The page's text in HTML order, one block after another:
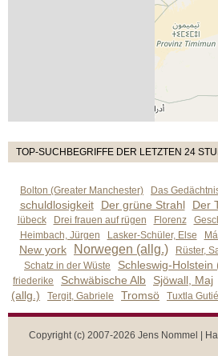
TOP-SUCHBEGRIFFE DER LETZTEN 24
Bolton (Greater Manchester) Das
schuldlosigkeit Der grüne Strahl Der
lübeck
Drei frauen auf rügen Florenz
Heimbach, Jürgen
Lasker-Schüler, Else
New york
Norwegen (allg.) Rüster,
Schatz in der Wüste
Schleswig-Holstein
friederike Schwäbische Alb Sjöwall, Maj
(allg.) Tergit, Gabriele Tromsö Tuxtla
Copyright (c) 2007-2026 Jens Nommel |